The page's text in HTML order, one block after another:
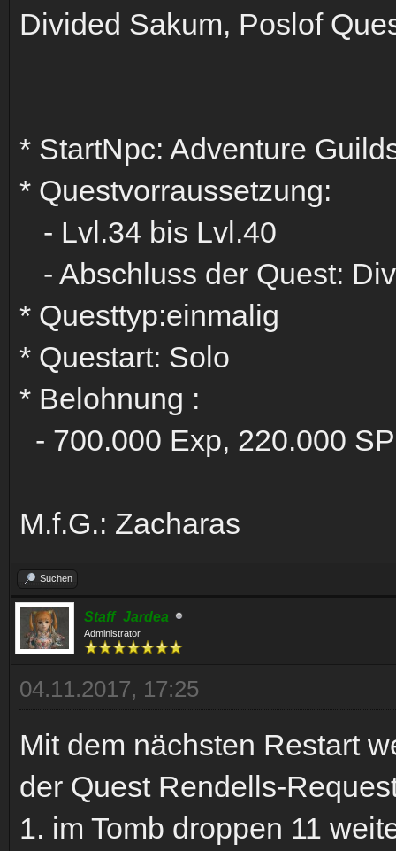
Divided Sakum, Poslof
* StartNpc: Adventure
* Questvorraussetzung:
- Lvl.34 bis Lvl.40
- Abschluss der Quest:
* Questtyp:einmalig
* Questart: Solo
* Belohnung :
- 700.000 Exp, 220.000
M.f.G.: Zacharas
Suchen
Staff_Jardea
Administrator
04.11.2017, 17:25
Mit dem nächsten Restart
der Quest Rendells-
1. im Tomb droppen 11